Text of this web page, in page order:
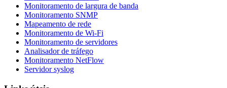
Monitoramento de largura de banda
Monitoramento SNMP
Mapeamento de rede
Monitoramento de Wi-Fi
Monitoramento de servidores
Analisador de tráfego
Monitoramento NetFlow
Servidor syslog